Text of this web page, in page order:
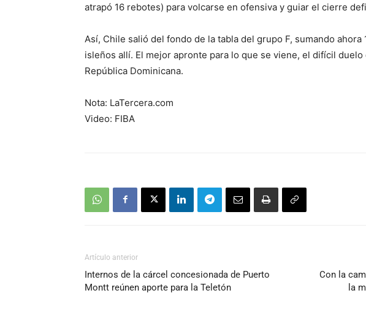
atrapó 16 rebotes) para volcarse en ofensiva y guiar el cierre
Así, Chile salió del fondo de la tabla del grupo F, sumando ahora
isleños allí. El mejor apronte para lo que se viene, el difícil
República Dominicana.
Nota: LaTercera.com
Video: FIBA
Artículo anterior
Internos de la cárcel concesionada de Puerto
Montt reúnen aporte para la Teletón
Con la
la